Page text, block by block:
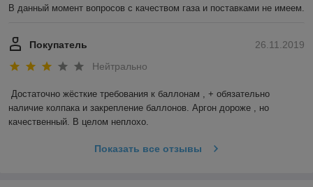
26.11.2019
Покупатель
Нейтрально
Достаточно жёсткие требования к баллонам , + обязательно
наличие колпака и закрепление баллонов. Аргон дороже , но
качественный. В целом неплохо.
Показать все отзывы